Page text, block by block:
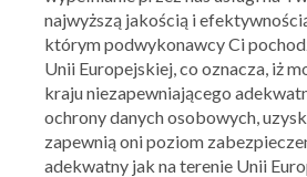
INTERMARCHE OFERTY
najwyższą jakością i
którym podwykonawcy Ci
Unii Europejskiej, co oznacza, iż
kraju niezapewniającego
ochrony danych osobowych,
zapewnią oni poziom
adekwatny jak na terenie Unii